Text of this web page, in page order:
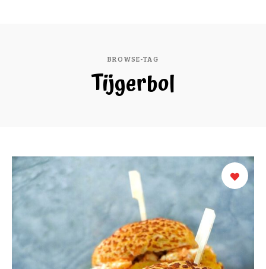
BROWSE-TAG
Tijgerbol